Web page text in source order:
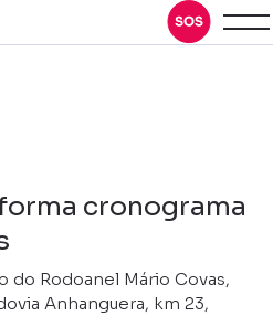
cronograma
do Rodoanel Mário Covas,
Anhanguera, km 23,